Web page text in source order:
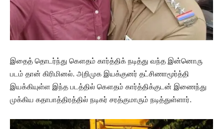
இதைத் தொடர்ந்து கௌதம் கார்த்திக் நடித்து வந்த இன்னொரு
படம் தான் கிரிமினல். அறிமுக இயக்குனர் தட்சிணாமூர்த்தி
இயக்கியுள்ள இந்த படத்தில் கௌதம் கார்த்திக்குடன் இணைந்து
முக்கிய கதாபாத்திரத்தில் நடிகர் சரத்குமாரும் நடித்துள்ளார்.